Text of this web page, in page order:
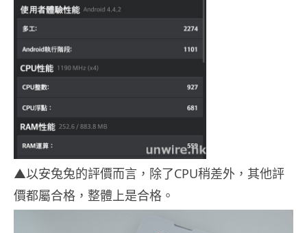
▲以安兔兔的評價而言，除了CPU稍差外，其他評
價都屬合格，整體上是合格。